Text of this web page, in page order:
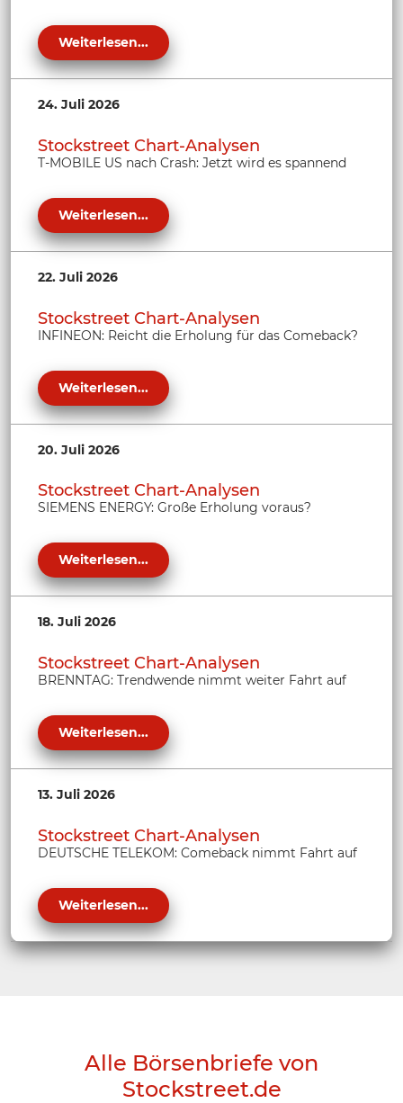
Weiterlesen...
24. Juli 2026
Stockstreet Chart-Analysen
T-MOBILE US nach Crash: Jetzt wird es spannend
Weiterlesen...
22. Juli 2026
Stockstreet Chart-Analysen
INFINEON: Reicht die Erholung für das Comeback?
Weiterlesen...
20. Juli 2026
Stockstreet Chart-Analysen
SIEMENS ENERGY: Große Erholung voraus?
Weiterlesen...
18. Juli 2026
Stockstreet Chart-Analysen
BRENNTAG: Trendwende nimmt weiter Fahrt auf
Weiterlesen...
13. Juli 2026
Stockstreet Chart-Analysen
DEUTSCHE TELEKOM: Comeback nimmt Fahrt auf
Weiterlesen...
Alle Börsenbriefe von
Stockstreet.de